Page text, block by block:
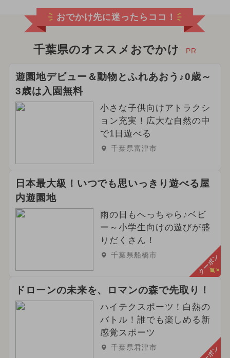
おでかけ先に迷ったらココ！
千葉県のオススメおでかけ PR
遊園地デビュー＆動物とふれあおう♪0歳～
3歳は入園無料
小さな子供向けアトラクシ
ョン充実！広大な自然の中
で1日遊べる
千葉県富津市
日本最大級！いつでも思いっきり遊べる屋
内遊園地
雨の日もへっちゃら♪ベビ
ー～小学生向けの遊びが盛
りだくさん！
千葉県船橋市 クーポン
ドローンの未来を、ロマンの森で先取り！
ハイテクスポーツ！白熱の
バトル！誰でも楽しめる新
感覚スポーツ
千葉県君津市